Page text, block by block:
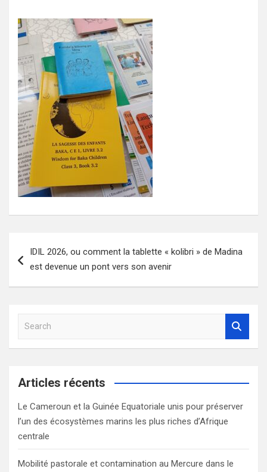
de
IDIL 2026, ou comment la tablette « kolibri » de Madina
est devenue un pont vers son avenir
a
c
Articles récents
Le Cameroun et la Guinée Equatoriale unis pour préserver
l’un des écosystèmes marins les plus riches d’Afrique
centrale
Mobilité pastorale et contamination au Mercure dans le